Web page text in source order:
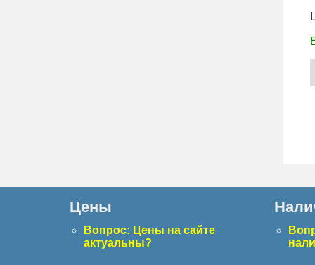
Цены
Вопрос: Цены на сайте
актуальны?